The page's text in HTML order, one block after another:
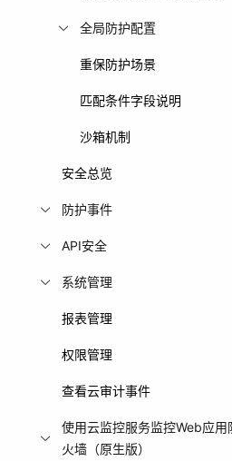
全局防护配置
重保防护场景
匹配条件字段说明
沙箱机制
安全总览
防护事件
API安全
系统管理
报表管理
权限管理
查看云审计事件
使用云监控服务监控Web应用
火墙（原生版）